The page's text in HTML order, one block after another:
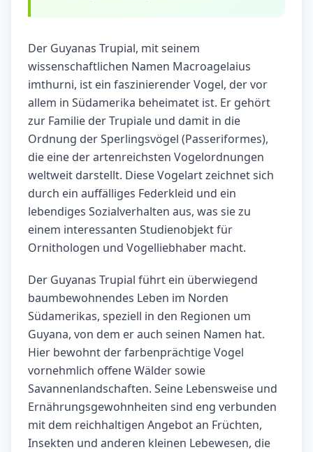
Der Guyanas Trupial, mit seinem
wissenschaftlichen Namen Macroagelaius
imthurni, ist ein faszinierender Vogel, der vor
allem in Südamerika beheimatet ist. Er gehört
zur Familie der Trupiale und damit in die
Ordnung der Sperlingsvögel (Passeriformes),
die eine der artenreichsten Vogelordnungen
weltweit darstellt. Diese Vogelart zeichnet sich
durch ein auffälliges Federkleid und ein
lebendiges Sozialverhalten aus, was sie zu
einem interessanten Studienobjekt für
Ornithologen und Vogelliebhaber macht.
Der Guyanas Trupial führt ein überwiegend
baumbewohnendes Leben im Norden
Südamerikas, speziell in den Regionen um
Guyana, von dem er auch seinen Namen hat.
Hier bewohnt der farbenprächtige Vogel
vornehmlich offene Wälder sowie
Savannenlandschaften. Seine Lebensweise und
Ernährungsgewohnheiten sind eng verbunden
mit dem reichhaltigen Angebot an Früchten,
Insekten und anderen kleinen Lebewesen, die